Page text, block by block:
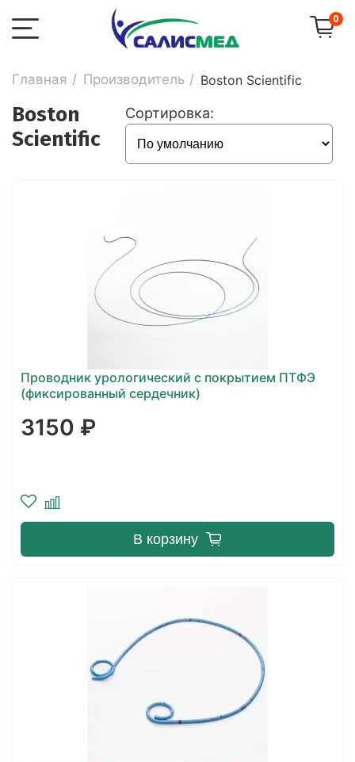
0
Главная Производитель Boston Scientific
Boston
Scientific
Сортировка:
Проводник урологический с покрытием ПТФЭ
(фиксированный сердечник)
3150 ₽
В корзину